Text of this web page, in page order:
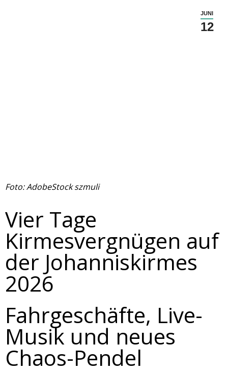
JUNI
12
Foto: AdobeStock szmuli
Vier Tage
Kirmesvergnügen auf
der Johanniskirmes
2026
Fahrgeschäfte, Live-
Musik und neues
Chaos-Pendel